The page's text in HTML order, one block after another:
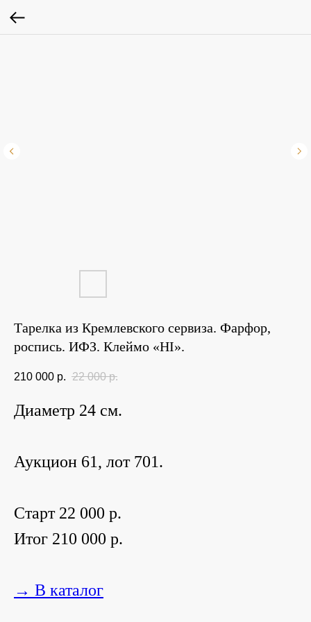
Тарелка из Кремлевского сервиза. Фарфор,
роспись. ИФЗ. Клеймо «НI».
210 000 р. 22 000 р.
Диаметр 24 см.
Аукцион 61, лот 701.
Старт 22 000 р.
Итог 210 000 р.
→ В каталог